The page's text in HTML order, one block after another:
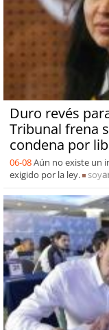
Duro revés
Tribunal frena
condena por
06-08Aún no existe un
exigido por la ley.
soy